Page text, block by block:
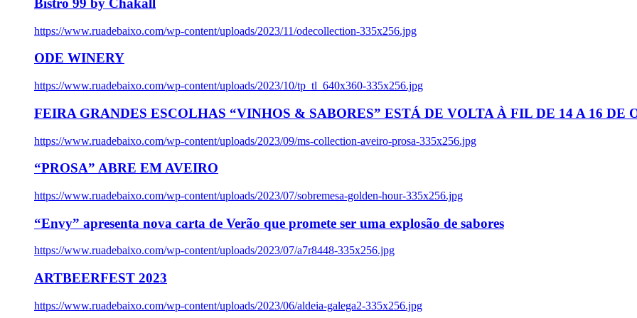
Bistro 99 by Chakall
https://www.ruadebaixo.com/wp-content/uploads/2023/11/odecollection-335x256.jpg
ODE WINERY
https://www.ruadebaixo.com/wp-content/uploads/2023/10/tp_tl_640x360-335x256.jpg
FEIRA GRANDES ESCOLHAS “VINHOS & SABORES” ESTÁ DE VOLTA À FIL DE 14 A 16 DE
https://www.ruadebaixo.com/wp-content/uploads/2023/09/ms-collection-aveiro-prosa-335x256.jpg
“PROSA” ABRE EM AVEIRO
https://www.ruadebaixo.com/wp-content/uploads/2023/07/sobremesa-golden-hour-335x256.jpg
“Envy” apresenta nova carta de Verão que promete ser uma explosão de sabores
https://www.ruadebaixo.com/wp-content/uploads/2023/07/a7r8448-335x256.jpg
ARTBEERFEST 2023
https://www.ruadebaixo.com/wp-content/uploads/2023/06/aldeia-galega2-335x256.jpg